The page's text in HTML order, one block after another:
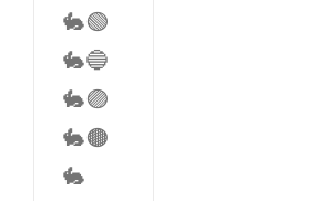
🐇🟢
🐇🔵
🐇🟣
🐇🟤
🐇